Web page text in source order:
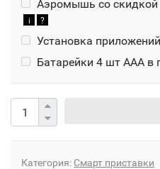
Аэромышь со
i ?
Установка
Батарейки 4 шт ААА в
Категория: Смарт приставки